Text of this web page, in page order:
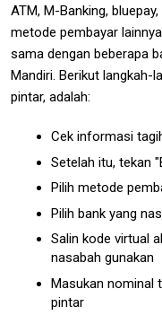
ATM, M-Banking,
metode pembayar
sama dengan beberapa
Mandiri. Berikut langkah-
pintar, adalah:
Cek informasi
Setelah itu, tekan
Pilih metode
Pilih bank yang
Salin kode virtual
nasabah gunakan
Masukan nominal
pintar